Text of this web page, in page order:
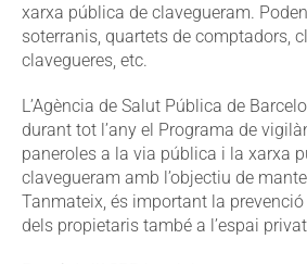
xarxa pública de clavegueram.
soterranis, quartets de comptadors,
clavegueres, etc.
L’Agència de Salut Pública de
durant tot l’any el Programa de
paneroles a la via pública i la xarxa
clavegueram amb l’objectiu de
Tanmateix, és important la
dels propietaris també a l’espai